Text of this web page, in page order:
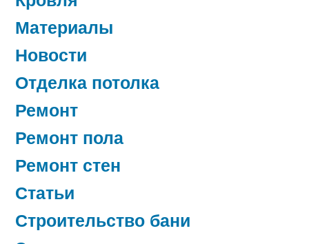
Материалы
Новости
Отделка потолка
Ремонт
Ремонт пола
Ремонт стен
Статьи
Строительство бани